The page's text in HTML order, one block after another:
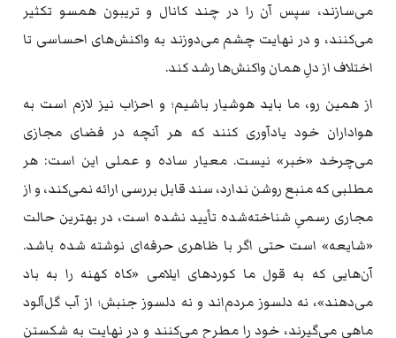
می‌سازند، سپس آن را در چند کانال و تریبون همسو تکثیر
می‌کنند، و در نهایت چشم می‌دوزند به واکنش‌های احساسی تا
اختلاف از دلِ همان واکنش‌ها رشد کند.
از همین رو، ما باید هوشیار باشیم؛ و احزاب نیز لازم است به
هواداران خود یادآوری کنند که هر آنچه در فضای مجازی
می‌چرخد «خبر» نیست. معیار ساده و عملی این است: هر
مطلبی که منبع روشن ندارد، سند قابل بررسی ارائه نمی‌کند، و از
مجاری رسمیِ شناخته‌شده تأیید نشده است، در بهترین حالت
«شایعه» است حتی اگر با ظاهری حرفه‌ای نوشته شده باشد.
آن‌هایی که به قول ما کوردهای ایلامی «کاه کهنه را به باد
می‌دهند»، نه دلسوز مردم‌اند و نه دلسوز جنبش؛ از آب گل‌آلود
ماهی می‌گیرند، خود را مطرح می‌کنند و در نهایت به شکستن